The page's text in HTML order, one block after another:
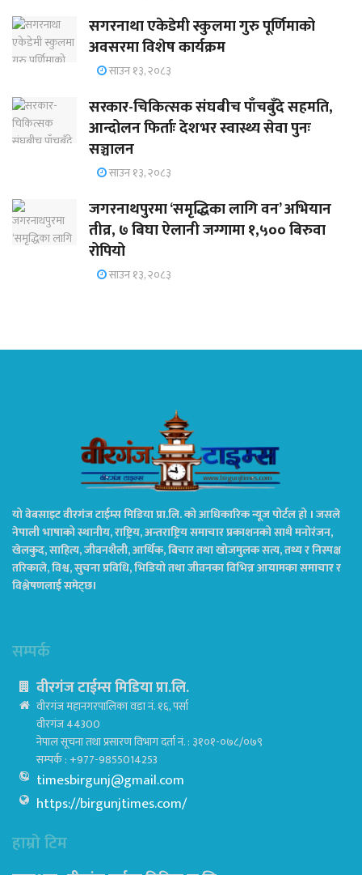
सगरनाथा एकेडेमी स्कुलमा गुरु पूर्णिमाको
अवसरमा विशेष कार्यक्रम
साउन १३, २०८३
सरकार-चिकित्सक संघबीच पाँचबुँदे सहमति,
आन्दोलन फिर्ताः देशभर स्वास्थ्य सेवा पुनः
सञ्चालन
साउन १३, २०८३
जगरनाथपुरमा ‘समृद्धिका लागि वन’ अभियान
तीव्र, ७ बिघा ऐलानी जग्गामा १,५०० बिरुवा
रोपियो
साउन १३, २०८३
यो वेबसाइट वीरगंज टाईम्स मिडिया प्रा.लि. को आधिकारिक न्यूज पोर्टल हो । जसले
नेपाली भाषाको स्थानीय, राष्ट्रिय, अन्तराष्ट्रिय समाचार प्रकाशनको साथै मनोरंजन,
खेलकुद, साहित्य, जीवनशैली, आर्थिक, बिचार तथा खोजमुलक सत्य, तथ्य र निस्पक्ष
तरिकाले, विश्व, सुचना प्रविधि, भिडियो तथा जीवनका विभिन्न आयामका समाचार र
विश्लेषणलाई समेट्छ।
सम्पर्क
वीरगंज टाईम्स मिडिया प्रा.लि.
वीरगंज महानगरपालिका वडा नं. १६, पर्सा
वीरगंज 44300
नेपाल सूचना तथा प्रसारण विभाग दर्ता नं. : ३१०१-०७८/०७९
सम्पर्क : +977-9855014253
timesbirgunj@gmail.com
https://birgunjtimes.com/
हाम्रो टिम